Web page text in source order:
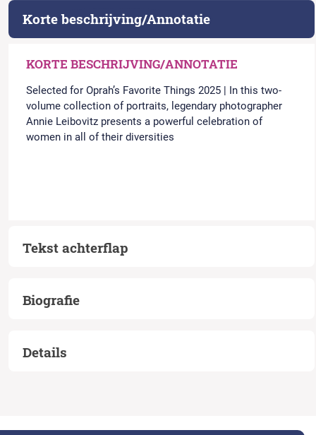
Korte beschrijving/Annotatie
KORTE BESCHRIJVING/ANNOTATIE
Selected for Oprah’s Favorite Things 2025 | In this two-
volume collection of portraits, legendary photographer
Annie Leibovitz presents a powerful celebration of
women in all of their diversities
Tekst achterflap
Biografie
Details